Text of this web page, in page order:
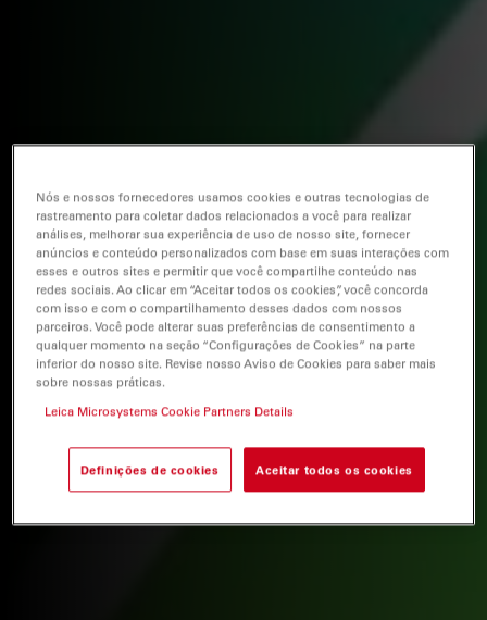
Nós e nossos fornecedores usamos cookies e outras tecnologias de
rastreamento para coletar dados relacionados a você para realizar
análises, melhorar sua experiência de uso de nosso site, fornecer
anúncios e conteúdo personalizados com base em suas interações com
esses e outros sites e permitir que você compartilhe conteúdo nas
redes sociais. Ao clicar em “Aceitar todos os cookies”, você concorda
com isso e com o compartilhamento desses dados com nossos
parceiros. Você pode alterar suas preferências de consentimento a
qualquer momento na seção “Configurações de Cookies” na parte
inferior do nosso site. Revise nosso Aviso de Cookies para saber mais
sobre nossas práticas.
Leica Microsystems Cookie Partners Details
Definições de cookies Aceitar todos os cookies